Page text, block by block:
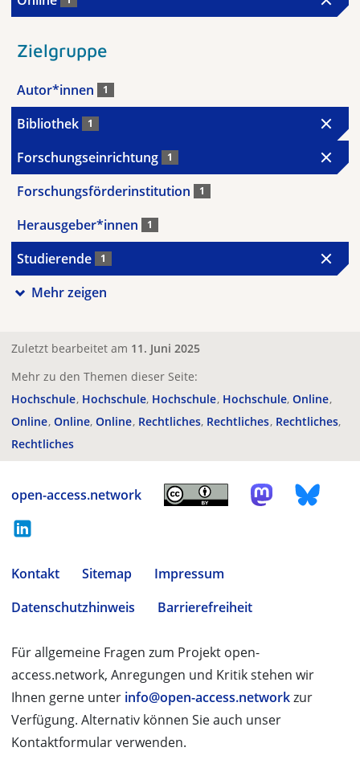
Zielgruppe
Autor*innen 1
Bibliothek 1
Forschungseinrichtung 1
Forschungsförderinstitution 1
Herausgeber*innen 1
Studierende 1
Mehr zeigen
Zuletzt bearbeitet am 11. Juni 2025
Mehr zu den Themen dieser Seite:
Hochschule Hochschule Hochschule Hochschule Online
Online Online Online Rechtliches Rechtliches Rechtliches
Rechtliches
open-access.network
Kontakt Sitemap
Impressum
Datenschutzhinweis
Barrierefreiheit
Für allgemeine Fragen zum Projekt open-
access.network, Anregungen und Kritik stehen wir
Ihnen gerne unter info@open-access.networkzur
Verfügung. Alternativ können Sie auch unser
Kontaktformular verwenden.